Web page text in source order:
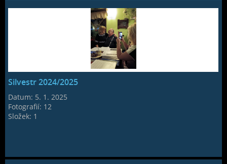
Silvestr 2024/2025
Datum: 5. 1. 2025
Fotografií: 12
Složek: 1